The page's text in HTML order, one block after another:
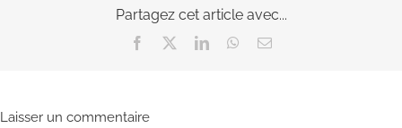
Partagez cet article avec...
Facebook LinkedInWhatsApp
Email
Laisser un commentaire